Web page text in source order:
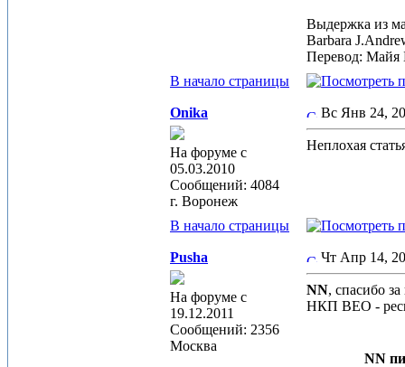
Выдержка из
Barbara
Перевод: Майя
В начало страницы
Onika
На форуме с
05.03.2010
Сообщений: 4084
г. Воронеж
Вс Янв 24,
Неплохая
В начало страницы
Pusha
На форуме с
19.12.2011
Сообщений: 2356
Москва
Чт Апр 14,
NN, спасибо
НКП ВЕО -
NN